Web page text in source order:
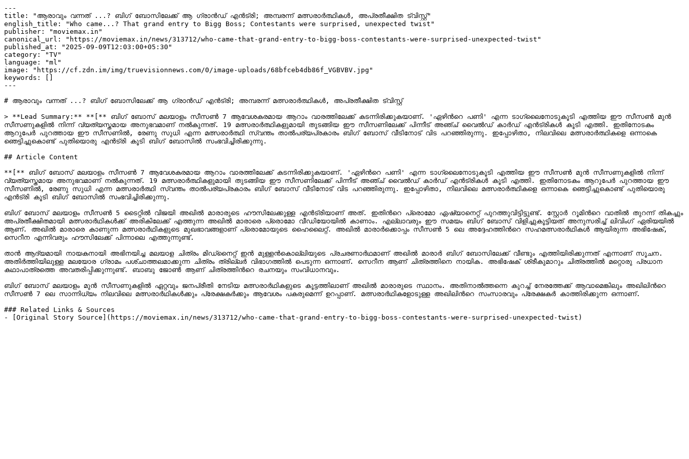
---
title: "ആരാവും വന്നത് ...? ബിഗ് ബോസിലേക്ക് ആ ഗ്രാൻഡ് എൻട്രി; അമ്പരന്ന് മത്സരാർത്ഥികൾ, അപ്രതീക്ഷിത ട്വിസ്റ്റ്"
english_title: "Who came...? That grand entry to Bigg Boss; Contestants were surprised, unexpected twist"
publisher: "moviemax.in"
canonical_url: "https://moviemax.in/news/313712/who-came-that-grand-entry-to-bigg-boss-contestants-were-surprised-unexpected-twist"
published_at: "2025-09-09T12:03:00+05:30"
category: "TV"
language: "ml"
image: "https://cf.zdn.im/img/truevisionnews.com/0/image-uploads/68bfceb4db86f_VGBVBV.jpg"
keywords: []
---
# ആരാവും വന്നത് ...? ബിഗ് ബോസിലേക്ക് ആ ഗ്രാൻഡ് എൻട്രി; അമ്പരന്ന് മത്സരാർത്ഥികൾ, അപ്രതീക്ഷിത ട്വിസ്റ്റ്
> **Lead Summary:** **[** ബിഗ് ബോസ് മലയാളം സീസൺ 7 ആവേശകരമായ ആറാം വാരത്തിലേക്ക് കടന്നിരിക്കുകയാണ്. 'ഏഴിന്‍റെ പണി' എന്ന ടാഗ്‌ലൈനോടുകൂടി എത്തിയ ഈ സീസൺ മുൻ
സീസണുകളിൽ നിന്ന് വ്യത്യസ്തമായ അനുഭവമാണ് നൽകുന്നത്. 19 മത്സരാർത്ഥികളുമായി തുടങ്ങിയ ഈ സീസണിലേക്ക് പിന്നീട് അഞ്ച് വൈൽഡ് കാർഡ് എൻട്രികൾ കൂടി എത്തി. ഇതിനോടകം
ആറുപേർ പുറത്തായ ഈ സീസണിൽ, രേണു സുധി എന്ന മത്സരാർത്ഥി സ്വന്തം താൽപര്യപ്രകാരം ബിഗ് ബോസ് വീടിനോട് വിട പറഞ്ഞിരുന്നു. ഇപ്പോഴിതാ, നിലവിലെ മത്സരാർത്ഥികളെ ഒന്നാകെ
ഞെട്ടിച്ചുകൊണ്ട് പുതിയൊരു എൻട്രി കൂടി ബിഗ് ബോസിൽ സംഭവിച്ചിരിക്കുന്നു.
## Article Content
**[** ബിഗ് ബോസ് മലയാളം സീസൺ 7 ആവേശകരമായ ആറാം വാരത്തിലേക്ക് കടന്നിരിക്കുകയാണ്. 'ഏഴിന്‍റെ പണി' എന്ന ടാഗ്‌ലൈനോടുകൂടി എത്തിയ ഈ സീസൺ മുൻ സീസണുകളിൽ നിന്ന്
വ്യത്യസ്തമായ അനുഭവമാണ് നൽകുന്നത്. 19 മത്സരാർത്ഥികളുമായി തുടങ്ങിയ ഈ സീസണിലേക്ക് പിന്നീട് അഞ്ച് വൈൽഡ് കാർഡ് എൻട്രികൾ കൂടി എത്തി. ഇതിനോടകം ആറുപേർ പുറത്തായ ഈ
സീസണിൽ, രേണു സുധി എന്ന മത്സരാർത്ഥി സ്വന്തം താൽപര്യപ്രകാരം ബിഗ് ബോസ് വീടിനോട് വിട പറഞ്ഞിരുന്നു. ഇപ്പോഴിതാ, നിലവിലെ മത്സരാർത്ഥികളെ ഒന്നാകെ ഞെട്ടിച്ചുകൊണ്ട് പുതിയൊരു
എൻട്രി കൂടി ബിഗ് ബോസിൽ സംഭവിച്ചിരിക്കുന്നു.
ബി​ഗ് ബോസ് മലയാളം സീസണ്‍ 5 ടൈറ്റില്‍ വിജയി അഖില്‍ മാരാരുടെ ഹൗസിലേക്കുള്ള എന്‍ട്രിയാണ് അത്. ഇതിന്‍റെ പ്രൊമോ ഏഷ്യാനെറ്റ് പുറത്തുവിട്ടിട്ടുണ്ട്. സ്റ്റോര്‍ റൂമിന്‍റെ വാതില്‍ തുറന്ന് തികച്ചും
അപ്രതീക്ഷിതമായി മത്സരാര്‍ഥികള്‍ക്ക് അരികിലേക്ക് എത്തുന്ന അഖില്‍ മാരാരെ പ്രൊമോ വീഡിയോയില്‍ കാണാം. എല്ലാവരും ഈ സമയം ബി​ഗ് ബോസ് വിളിച്ചുകൂട്ടിയത് അനുസരിച്ച് ലിവിം​ഗ് ഏരിയയില്‍
ആണ്. അഖില്‍ മാരാരെ കാണുന്ന മത്സരാര്‍ഥികളുടെ മുഖഭാവങ്ങളാണ് പ്രൊമോയുടെ ഹൈലൈറ്റ്. അഖില്‍ മാരാര്‍ക്കൊപ്പം സീസണ്‍ 5 ലെ അദ്ദേഹത്തിന്‍റെ സഹമത്സരാര്‍ഥികള്‍ ആയിരുന്ന അഭിഷേക്,
സെറീന എന്നിവരും ഹൗസിലേക്ക് പിന്നാലെ എത്തുന്നുണ്ട്.
താന്‍ ആദ്യമായി നായകനായി അഭിനയിച്ച മലയാള ചിത്രം മിഡ്നൈറ്റ് ഇന്‍ മുള്ളന്‍കൊല്ലിയുടെ പ്രചരണാര്‍ഥമാണ് അഖില്‍ മാരാര്‍ ബി​ഗ് ബോസിലേക്ക് വീണ്ടും എത്തിയിരിക്കുന്നത് എന്നാണ് സൂചന.
അതിര്‍ത്തിയിലുള്ള മലയോര ഗ്രാമം പശ്‍ചാത്തലമാക്കുന്ന ചിത്രം ത്രില്ലര്‍ വിഭാഗത്തില്‍ പെടുന്ന ഒന്നാണ്. സെറീന ആണ് ചിത്രത്തിനെ നായിക. അഭിഷേക് ശ്രീകുമാറും ചിത്രത്തില്‍ മറ്റൊരു പ്രധാന
കഥാപാത്രത്തെ അവതരിപ്പിക്കുന്നുണ്ട്. ബാബു ജോണ്‍ ആണ് ചിത്രത്തിന്‍റെ രചനയും സംവിധാനവും.
ബി​ഗ് ബോസ് മലയാളം മുന്‍ സീസണുകളില്‍ ഏറ്റവും ജനപ്രീതി നേടിയ മത്സരാര്‍ഥികളുടെ കൂട്ടത്തിലാണ് അഖില്‍ മാരാരുടെ സ്ഥാനം. അതിനാല്‍ത്തന്നെ കുറച്ച് നേരത്തേക്ക് ആവാമെങ്കിലും അഖിലിന്‍റെ
സീസണ്‍ 7 ലെ സാന്നിധ്യം നിലവിലെ മത്സരാര്‍ഥികള്‍ക്കും പ്രേക്ഷകര്‍ക്കും ആവേശം പകരുമെന്ന് ഉറപ്പാണ്. മത്സരാര്‍ഥികളോടുള്ള അഖിലിന്‍റെ സംസാരവും പ്രേക്ഷകര്‍ കാത്തിരിക്കുന്ന ഒന്നാണ്.
### Related Links & Sources
- [Original Story Source](https://moviemax.in/news/313712/who-came-that-grand-entry-to-bigg-boss-contestants-were-surprised-unexpected-twist)